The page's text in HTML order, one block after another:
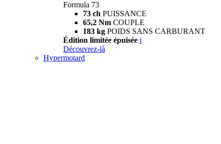
Formula 73
73 ch PUISSANCE
65,2 Nm COUPLE
183 kg POIDS SANS CARBURANT
Édition limitée épuisée i
Découvrez-là
Hypermotard